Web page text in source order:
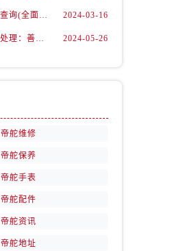
帝舵手表售后保养查询(全面了解帝舵手表售后保养流程及费用) 2024-03-16
帝舵手表表把划痕处理：善良之选，专业修复 2024-05-26
帝舵维修
帝舵保养
帝舵手表
帝舵配件
帝舵资讯
帝舵地址